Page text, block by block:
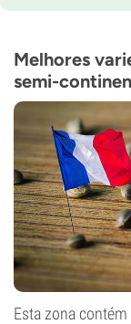
13-14
CBD
0-1%
Período
Melhores
semi-
Esta zona